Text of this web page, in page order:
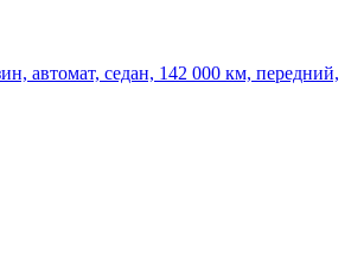
автомат, седан, 142 000 км, передний,